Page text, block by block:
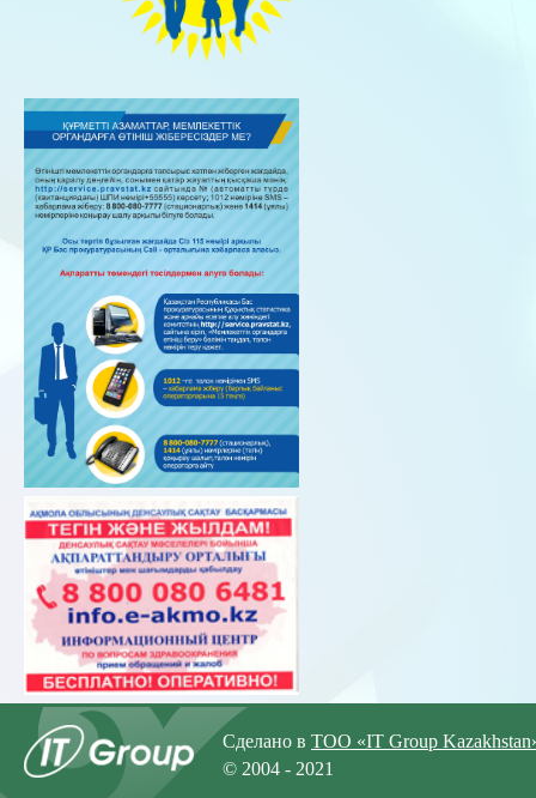
Сделано в ТОО «IT Group
© 2004 - 2021